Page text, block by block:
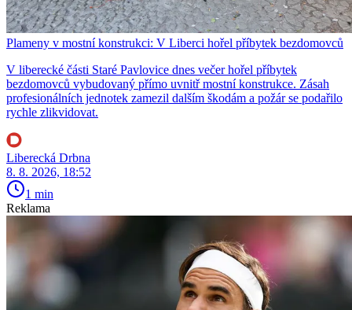
Plameny v mostní konstrukci: V Liberci hořel příbytek bezdomovců
V liberecké části Staré Pavlovice dnes večer hořel příbytek
bezdomovců vybudovaný přímo uvnitř mostní konstrukce. Zásah
profesionálních jednotek zamezil dalším škodám a požár se podařilo
rychle zlikvidovat.
Liberecká Drbna
8. 8. 2026, 18:52
1 min
Reklama